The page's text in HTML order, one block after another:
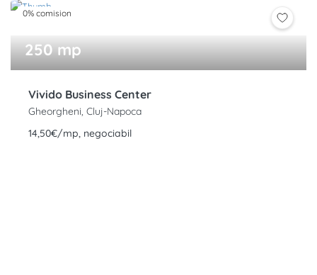
0% comision
250 mp
Vivido Business Center
Gheorgheni, Cluj-Napoca
14,50€/mp, negociabil